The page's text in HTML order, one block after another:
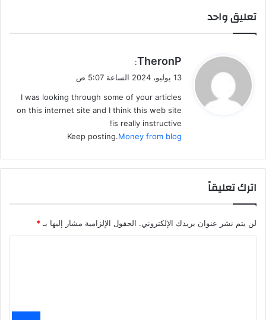
تعليق واحد
ي
ق
ل
TheronP
:
13 يوليو، 2024 الساعة 5:07 ص
I was looking through some of your articles
on this internet site and I think this web site
is really instructive!
Keep posting.Money from blog
اترك تعليقاً
لن يتم نشر عنوان بريدك الإلكتروني. الحقول الإلزامية مشار إليها بـ*